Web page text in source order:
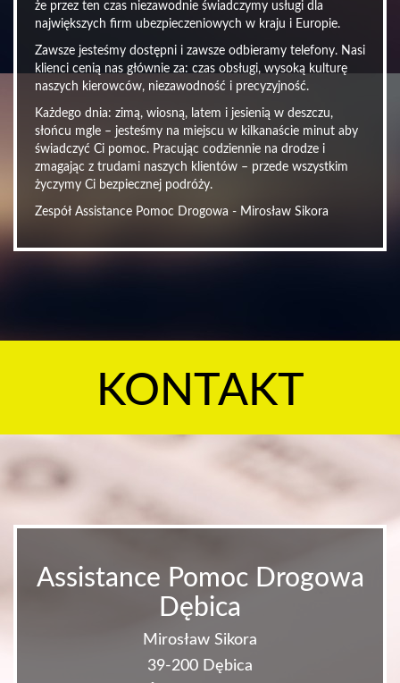
że przez ten czas niezawodnie świadczymy usługi dla
największych firm ubezpieczeniowych w kraju i Europie.
Zawsze jesteśmy dostępni i zawsze odbieramy telefony. Nasi
klienci cenią nas głównie za: czas obsługi, wysoką kulturę
naszych kierowców, niezawodność i precyzyjność.
Każdego dnia: zimą, wiosną, latem i jesienią w deszczu,
słońcu mgle – jesteśmy na miejscu w kilkanaście minut aby
świadczyć Ci pomoc. Pracując codziennie na drodze i
zmagając z trudami naszych klientów – przede wszystkim
życzymy Ci bezpiecznej podróży.
Zespół Assistance Pomoc Drogowa - Mirosław Sikora
KONTAKT
Assistance Pomoc Drogowa
Dębica
Mirosław Sikora
39-200 Dębica